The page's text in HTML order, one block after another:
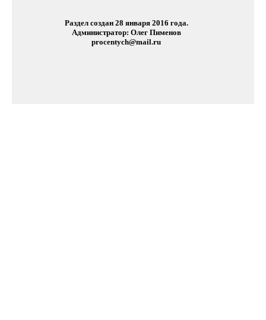
Раздел создан 28 января 2016 года.
Администратор: Олег Пименов
procentych@mail.ru